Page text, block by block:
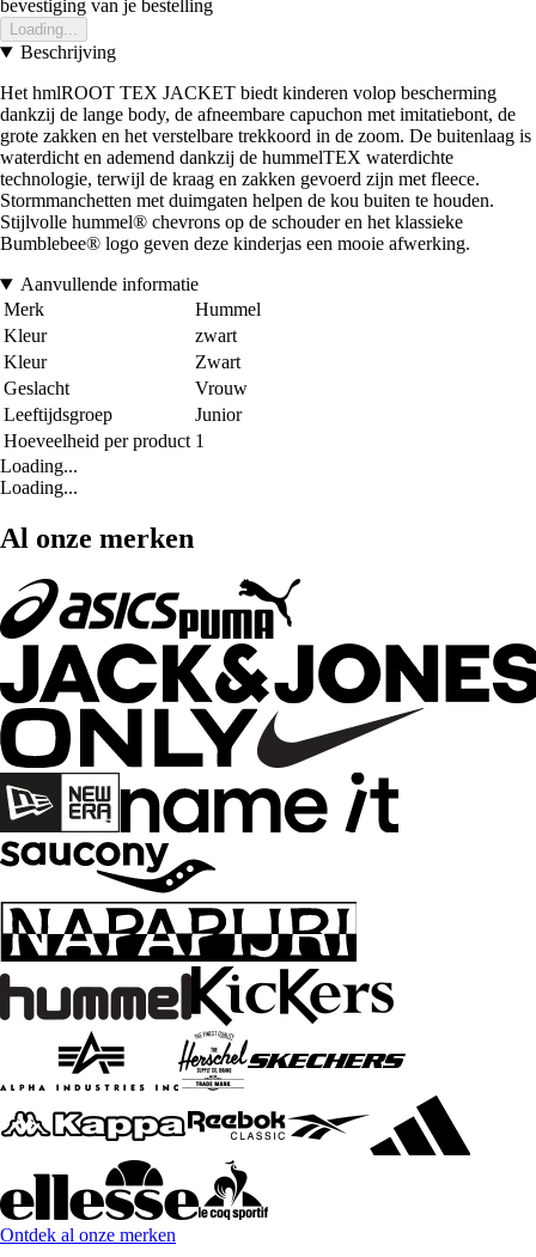
bevestiging van je bestelling
Loading...
Beschrijving
Het hmlROOT TEX JACKET biedt kinderen volop bescherming
dankzij de lange body, de afneembare capuchon met imitatiebont, de
grote zakken en het verstelbare trekkoord in de zoom. De buitenlaag is
waterdicht en ademend dankzij de hummelTEX waterdichte
technologie, terwijl de kraag en zakken gevoerd zijn met fleece.
Stormmanchetten met duimgaten helpen de kou buiten te houden.
Stijlvolle hummel® chevrons op de schouder en het klassieke
Bumblebee® logo geven deze kinderjas een mooie afwerking.
Aanvullende informatie
Merk
Hummel
Kleur
zwart
Kleur
Zwart
Geslacht
Vrouw
Leeftijdsgroep
Junior
Hoeveelheid per product 1
Loading...
Loading...
Al onze merken
Ontdek al onze merken